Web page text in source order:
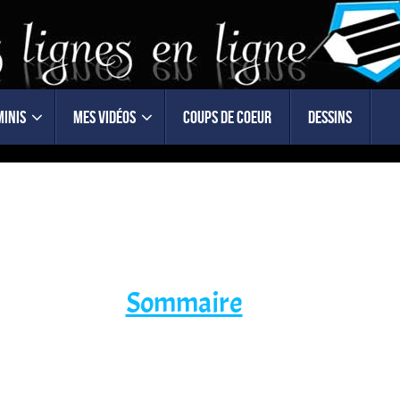
Mes vidéos Coups de coeur Dessins
Sommaire